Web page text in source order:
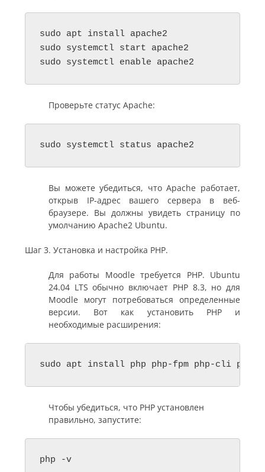
sudo apt install apache2
sudo systemctl start apache2
sudo systemctl enable apache2
Проверьте статус Apache:
sudo systemctl status apache2
Вы можете убедиться, что Apache работает,
открыв IP-адрес вашего сервера в веб-
браузере. Вы должны увидеть страницу по
умолчанию Apache2 Ubuntu.
Шаг 3. Установка и настройка PHP.
Для работы Moodle требуется PHP. Ubuntu
24.04 LTS обычно включает PHP 8.3, но для
Moodle могут потребоваться определенные
версии. Вот как установить PHP и
необходимые расширения:
sudo apt install php php-fpm php-cli php-
Чтобы убедиться, что PHP установлен
правильно, запустите:
php -v